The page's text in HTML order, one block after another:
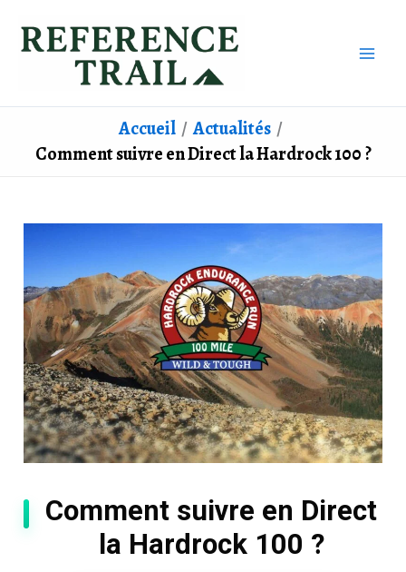
Accueil
Actualités
Comment suivre en Direct la Hardrock 100 ?
Comment suivre en Direct
la Hardrock 100 ?